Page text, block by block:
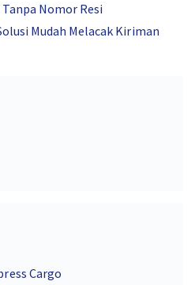
Tanpa Nomor Resi
Mudah Melacak Kiriman
Cargo